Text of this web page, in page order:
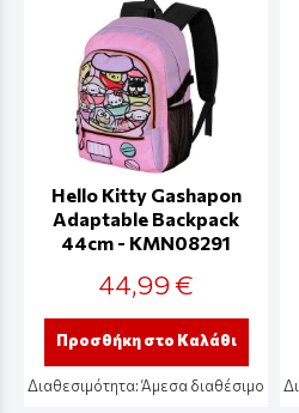
Hello Kitty Gashapon
Adaptable Backpack
44cm - KMN08291
44,99 €
Προσθήκη στο Καλάθι
Διαθεσιμότητα:Άμεσα διαθέσιμο